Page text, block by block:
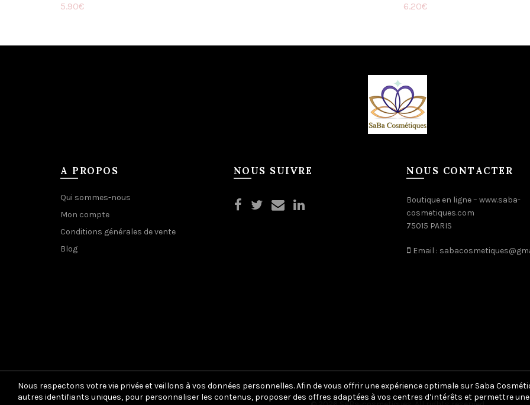
5.90€
6.20€
A PROPOS
Qui sommes-nous
Mon compte
Conditions générales de vente
Blog
NOUS SUIVRE NOUS CONTACTER
Boutique en ligne – www.saba-
cosmetiques.com
75015 PARIS
Email :
Nous respectons votre vie privée et veillons à vos données personnelles. Afin de vous offrir une expérience optimale sur Saba
autres identifiants uniques, pour personnaliser les contenus, proposer des offres adaptées à vos centres d’intérêts et permettre